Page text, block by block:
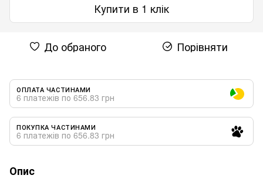
Купити в 1 клік
До обраного Порівняти
ОПЛАТА ЧАСТИНАМИ
6 платежів по 656.83 грн
ПОКУПКА ЧАСТИНАМИ
6 платежів по 656.83 грн
Опис